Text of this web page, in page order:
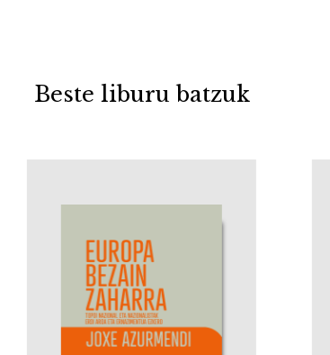
Beste liburu batzuk